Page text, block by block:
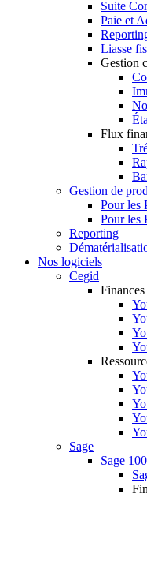
Suite
Paie et
Liasse
Gestion
Flux
Gestion de
Pour les
Pour les
Reporting
Nos logiciels
Cegid
Finances
Sage
Sage 100